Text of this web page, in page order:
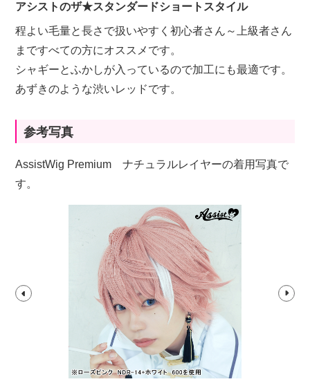
アシストのザ★スタンダードショートスタイル
程よい毛量と長さで扱いやすく初心者さん～上級者さん
まですべての方にオススメです。
シャギーとふかしが入っているので加工にも最適です。
あずきのような渋いレッドです。
参考写真
AssistWig Premium ナチュラルレイヤーの着用写真で
す。